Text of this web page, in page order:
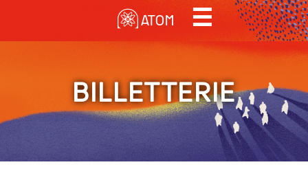
Contenu principal
ATOM ☰ MENU
BILLETTERIE